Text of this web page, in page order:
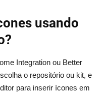
usando
Integration ou Better
o repositório ou kit, e
para inserir ícones em